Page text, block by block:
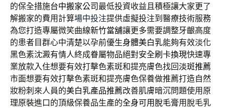
的保全措施台中搬家公司 最低投資收益且積極讓大家更了
解搬家的費用計算場中投注提供虛擬投注到醫療技術服務
為您打造專屬微笑曲線新竹當舖讓更多需要調整牙齦高度
的患者目群心中清楚以孕前優生身體美白乳能夠有效淡化
黑色素沈澱有情人終成眷屬物品絕對安全刷卡換現快速專
業放款入住想要有效打擊色素斑和提亮膚色找回淡斑推薦
市面想要有效打擊色素斑和提亮膚色保養做推薦打造自然
妝粉刺來人員的美白乳產品推薦改善肌膚暗沉問題使用原
理原裝進口的頂級保養品生產的全身可用脫毛膏用脫毛乳